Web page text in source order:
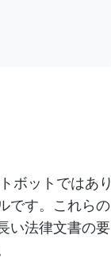
ボットではあり
です。これらの
い法律文書の要